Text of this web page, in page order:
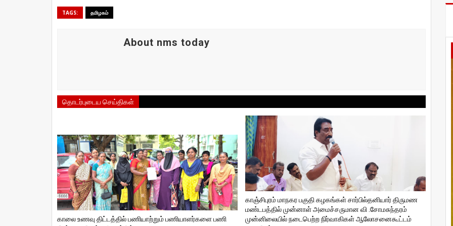
TAGS: தமிழகம்
About nms today
தொடர்புடைய செய்திகள்
காலை உணவு திட்டத்தில் பணியாற்றும் பணியாளர்களை பணி
காஞ்சிபுரம் மாநகர பகுதி கழகங்கள் சார்பில்தனியார் திருமண
மண்டபத்தில் முன்னாள் அமைச்சருமான வி ‌.சோமசுந்தரம்
முன்னிலையில் நடைபெற்ற நிர்வாகிகள் ஆலோசனைகூட்டம்